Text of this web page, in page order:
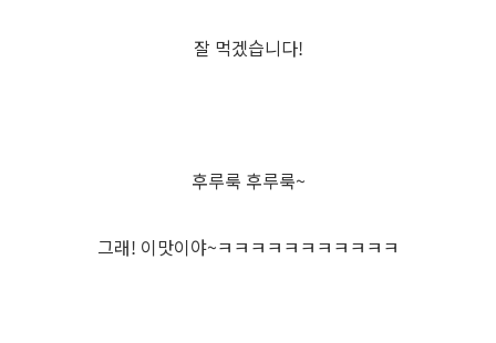
잘 먹겠습니다!
후루룩 후루룩~
그래! 이맛이야~ㅋㅋㅋㅋㅋㅋㅋㅋㅋㅋㅋ